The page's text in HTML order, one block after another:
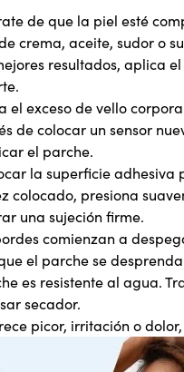
de que la piel esté
crema, aceite, sudor o
resultados, aplica
el exceso de vello
de colocar un sensor
el parche.
la superficie
colocado, presiona
una sujeción firme.
comienzan a
el parche se
es resistente al agua.
secador.
picor, irritación o